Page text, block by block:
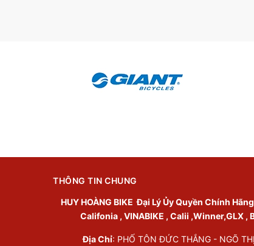
THÔNG TIN CHUNG
HUY HOÀNG BIKE Đại Lý Ủy Quyền Chính
Califonia , VINABIKE , Calii ,Winner,GLX ,
Địa Chỉ: PHỐ TÔN ĐỨC THẮNG - NGÕ